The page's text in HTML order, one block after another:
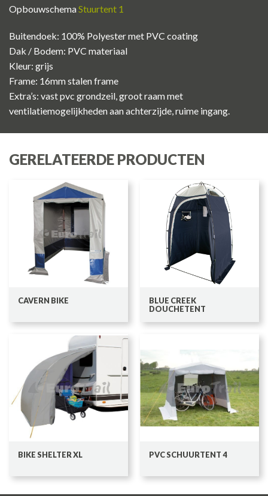
OpbouwschemaStuurtent 1
Buitendoek: 100% Polyester met PVC coating
Dak / Bodem: PVC materiaal
Kleur: grijs
Frame: 16mm stalen frame
Extra’s: vast pvc grondzeil, groot raam met
ventilatiemogelijkheden aan achterzijde, ruime ingang.
GERELATEERDE PRODUCTEN
CAVERN BIKE
BLUE CREEK
DOUCHETENT
BIKE SHELTER XL PVC SCHUURTENT 4